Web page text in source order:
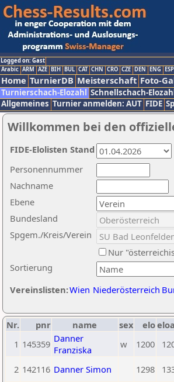
Logged on: Gast
Arabic ARM AZE BIH BUL CAT CHN CRO CZE DEN ENG ESP
Home TurnierDB Meisterschaft Foto-
Turnierschach-Elozahl Schnellschach-
Allgemeines Turnier anmelden: AUT FIDE
Willkommen bei den
Nachname
Ebene
Sortierung
Personennummer
Bundesland
Spgem./Kreis/Verein
Nur
Vereinslisten:Wien Niederösterreich
FIDE-Elolisten Stand
Nr. pnr name sex elo
1 145359 Danner
Franziska
w 1200
2 142116 Danner Simon 1298